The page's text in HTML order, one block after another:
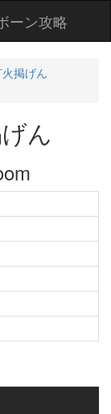
ーン攻略
掲げん
ん